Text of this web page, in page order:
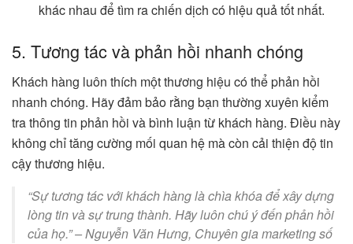
khác nhau để tìm ra chiến dịch có hiệu quả tốt nhất.
5. Tương tác và phản hồi nhanh chóng
Khách hàng luôn thích một thương hiệu có thể phản hồi
nhanh chóng. Hãy đảm bảo rằng bạn thường xuyên kiểm
tra thông tin phản hồi và bình luận từ khách hàng. Điều này
không chỉ tăng cường mối quan hệ mà còn cải thiện độ tin
cậy thương hiệu.
“Sự tương tác với khách hàng là chìa khóa để xây dựng
lòng tin và sự trung thành. Hãy luôn chú ý đến phản hồi
của họ.” – Nguyễn Văn Hưng, Chuyên gia marketing số